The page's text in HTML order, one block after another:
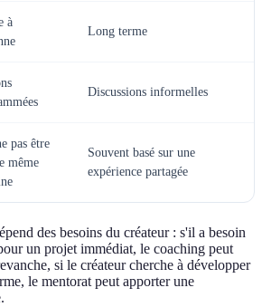
à
Long terme
Discussions informelles
pas être
même
Souvent basé sur une
expérience partagée
des besoins du créateur : s'il a besoin
un projet immédiat, le coaching peut
si le créateur cherche à développer
le mentorat peut apporter une